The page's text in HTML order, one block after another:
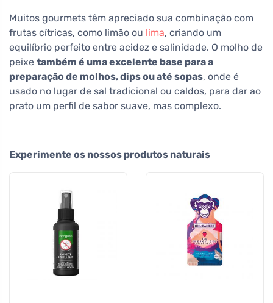
Muitos gourmets têm apreciado sua combinação com
frutas cítricas, como limão ou lima, criando um
equilíbrio perfeito entre acidez e salinidade. O molho de
peixe também é uma excelente base para a
preparação de molhos, dips ou até sopas, onde é
usado no lugar de sal tradicional ou caldos, para dar ao
prato um perfil de sabor suave, mas complexo.
Experimente os nossos produtos naturais